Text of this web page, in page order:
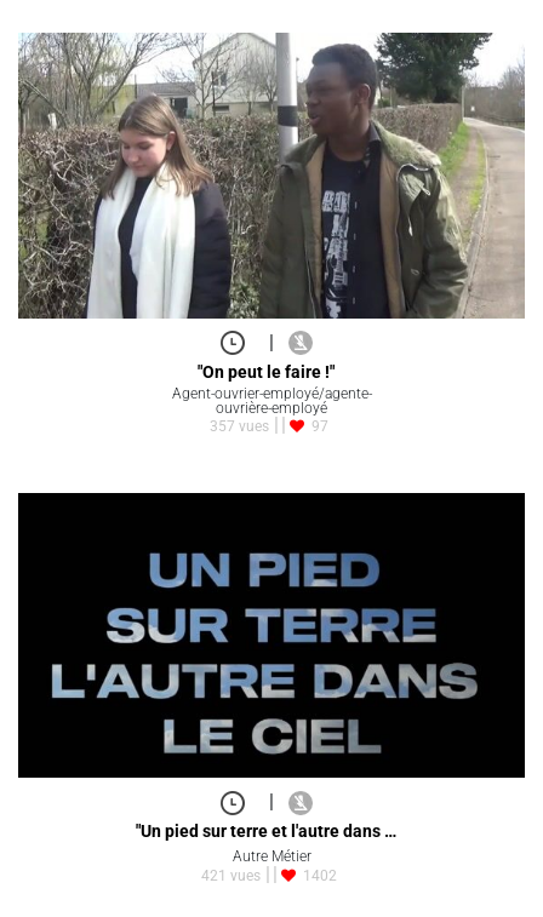
|
"On peut le faire !"
Agent-ouvrier-employé/agente-
ouvrière-employé
357 vues
97
|
"Un pied sur terre et l'autre dans …
Autre Métier
421 vues
1402